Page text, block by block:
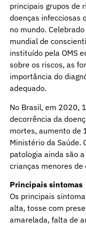
principais grupos de
doenças infecciosas
no mundo.
mundial de
instituído pela OMS
sobre os riscos, as
importância do
adequado.
No Brasil, em 2020,
decorrência da
mortes, aumento de
Ministério da Saúde.
patologia ainda são
crianças menores de
Principais sintomas
Os principais
alta, tosse com
amarelada, falta de